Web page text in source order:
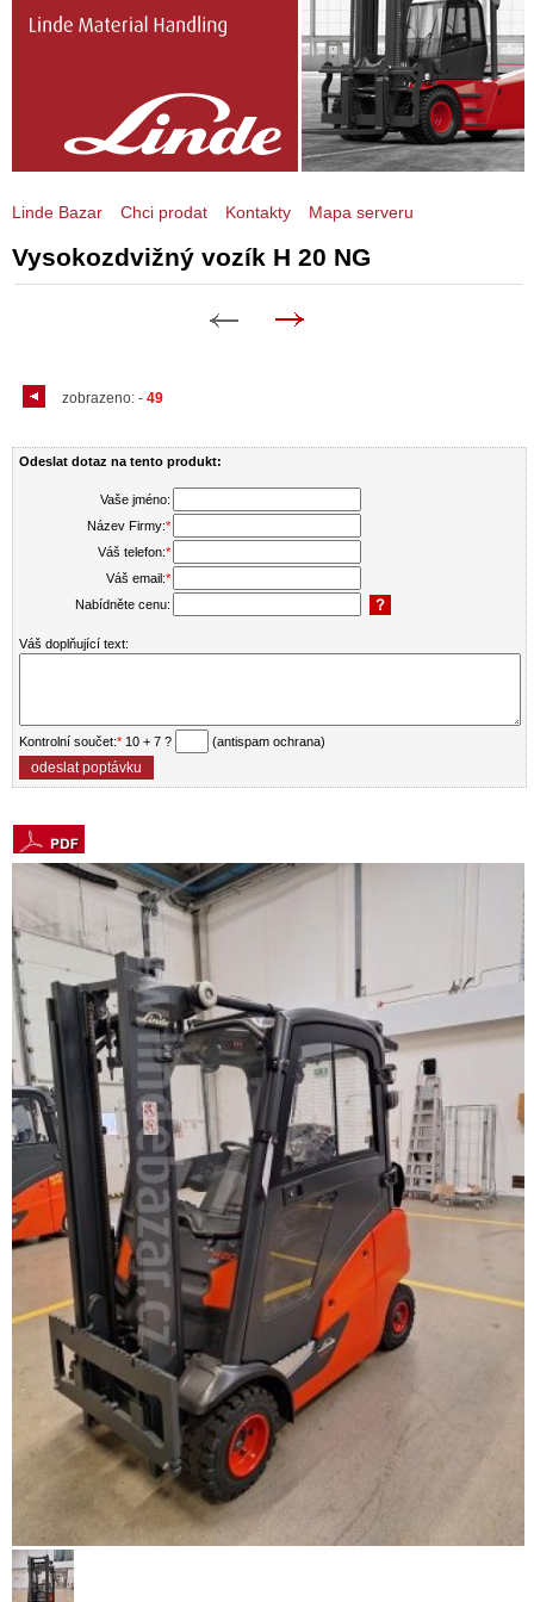
Vysokozdvižný vozík H 20 NG
zobrazeno: - 49
Odeslat dotaz na tento produkt:
Vaše jméno:
Název Firmy:*
Váš telefon:*
Váš email:*
Nabídněte cenu:
Váš doplňující text:
Kontrolní součet:* 10 + 7 ? (antispam ochrana)
Linde Bazar Chci prodat Kontakty Mapa serveru